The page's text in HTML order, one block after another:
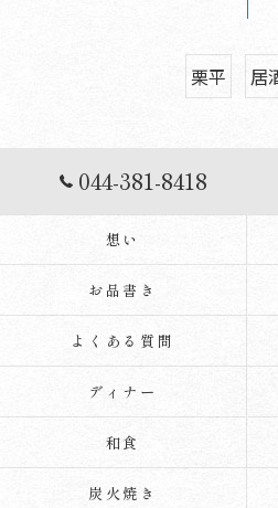
栗平 居
044-381-8418
想い
お品書き
よくある質問
ディナー
和食
炭火焼き